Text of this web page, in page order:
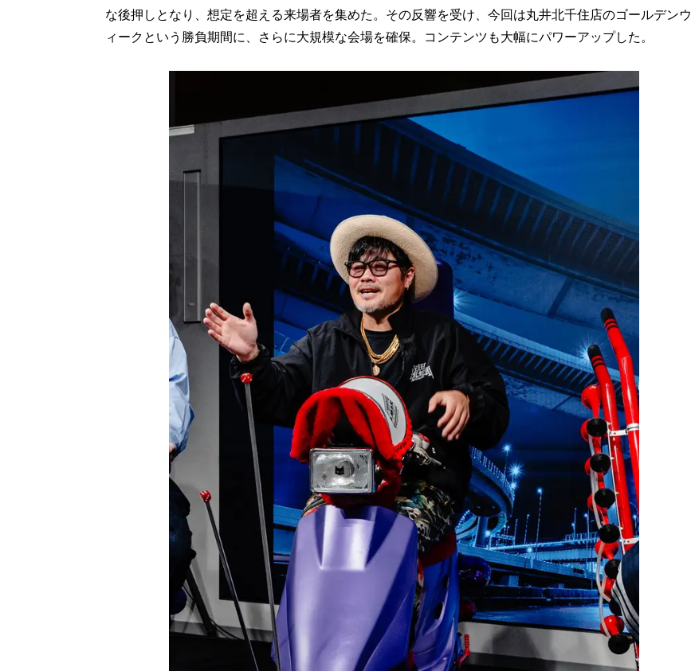
な後押しとなり、想定を超える来場者を集めた。その反響を受け、今回は丸井北千住店のゴールデンウ
ィークという勝負期間に、さらに大規模な会場を確保。コンテンツも大幅にパワーアップした。